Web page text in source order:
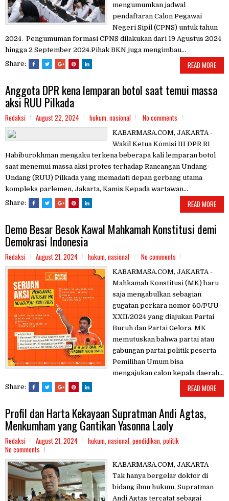
mengumumkan jadwal
pendaftaran Calon Pegawai
Negeri Sipil (CPNS) untuk tahun
2024. Pengumuman formasi CPNS dilakukan dari 19 Agustus 2024
hingga 2 September 2024.Pihak BKN juga mengimbau...
Share:
READ MORE
Anggota DPR kena lemparan botol saat temui massa
aksi RUU Pilkada
Redaksi August 22, 2024 hukum nasional No comments
KABARMASA.COM, JAKARTA -
Wakil Ketua Komisi III DPR RI
Habiburokhman mengaku terkena beberapa kali lemparan botol
saat menemui massa aksi protes terhadap Rancangan Undang-
Undang (RUU) Pilkada yang memadati depan gerbang utama
kompleks parlemen, Jakarta, Kamis.Kepada wartawan...
Share:
READ MORE
Demo Besar Besok Kawal Mahkamah Konstitusi demi
Demokrasi Indonesia
Redaksi August 21, 2024 hukum nasional No comments
KABARMASA.COM, JAKARTA -
Mahkamah Konstitusi (MK) baru
saja mengabulkan sebagian
gugatan perkara nomor 60/PUU-
XXII/2024 yang diajukan Partai
Buruh dan Partai Gelora. MK
memutuskan bahwa partai atau
gabungan partai politik peserta
Pemilihan Umum bisa
mengajukan calon kepala daerah...
Share:
READ MORE
Profil dan Harta Kekayaan Supratman Andi Agtas,
Menkumham yang Gantikan Yasonna Laoly
Redaksi August 21, 2024 hukum nasional pendidikan politik
No comments
KABARMASA.COM, JAKARTA -
Tak hanya bergelar doktor di
bidang ilmu hukum, Supratman
Andi Agtas tercatat sebagai